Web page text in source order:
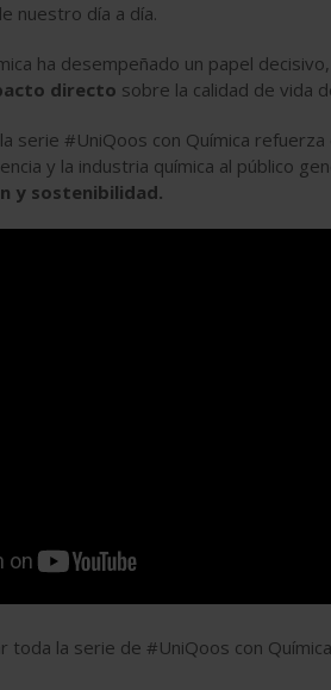
nuestro día a día.
ha desempeñado un papel
directo sobre la calidad de vida
serie #UniQoos con Química
y la industria química al público
y sostenibilidad.
toda la serie de #UniQoos con